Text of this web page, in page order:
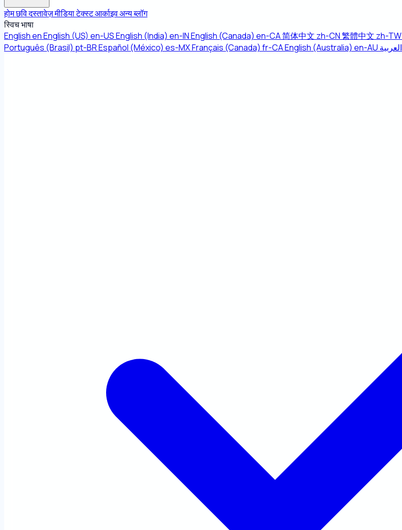
होमछविदस्तावेज़मीडियाटेक्स्टआर्काइवअन्यब्लॉग
स्विच भाषा
EnglishenEnglish (US) en-USEnglish (India) en-INEnglish (Canada) en-CA简体中文 zh-CN繁體中文 zh-TW
Português (Brasil) pt-BREspañol (México) es-MXFrançais (Canada) fr-CAEnglish (Australia) en-AU العربية